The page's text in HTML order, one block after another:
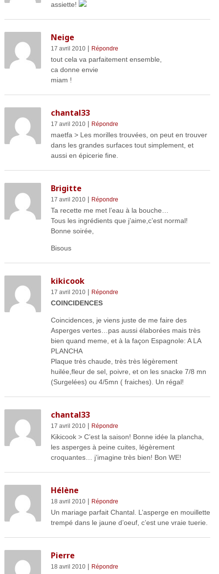
assiette!
Neige
17 avril 2010| Répondre
tout cela va parfaitement ensemble,
ca donne envie
miam !
chantal33
17 avril 2010| Répondre
maetfa > Les morilles trouvées, on peut en trouver
dans les grandes surfaces tout simplement, et
aussi en épicerie fine.
Brigitte
17 avril 2010| Répondre
Ta recette me met l’eau à la bouche…
Tous les ingrédients que j’aime,c’est normal!
Bonne soirée,
Bisous
kikicook
17 avril 2010| Répondre
COINCIDENCES
Coincidences, je viens juste de me faire des
Asperges vertes…pas aussi élaborées mais très
bien quand meme, et à la façon Espagnole: A LA
PLANCHA
Plaque très chaude, très très légèrement
huilée,fleur de sel, poivre, et on les snacke 7/8 mn
(Surgelées) ou 4/5mn ( fraiches). Un régal!
chantal33
17 avril 2010| Répondre
Kikicook > C’est la saison! Bonne idée la plancha,
les asperges à peine cuites, légèrement
croquantes… j’imagine très bien! Bon WE!
Hélène
18 avril 2010| Répondre
Un mariage parfait Chantal. L’asperge en mouillette
trempé dans le jaune d’oeuf, c’est une vraie tuerie.
Pierre
18 avril 2010| Répondre